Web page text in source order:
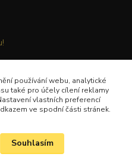
používání webu, analytické
také pro účely cílení reklamy
vlastních preferencí
ve spodní části stránek.
Souhlasím